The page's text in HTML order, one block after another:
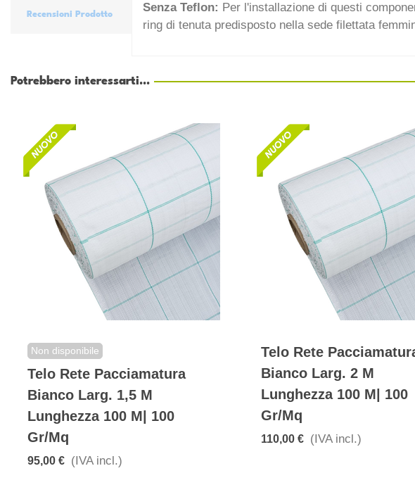
Recensioni Prodotto
Senza Teflon: Per l'installazione di questi
ring di tenuta predisposto nella sede filettata
Potrebbero interessarti...
Non disponibile
Telo Rete Pacciamatura
Bianco Larg. 1,5 M
Lunghezza 100 M| 100
Gr/mq
95,00 € (IVA incl.)
Telo Rete
Bianco Larg. 2 M
Lunghezza 100 M| 100
Gr/mq
110,00 € (IVA incl.)